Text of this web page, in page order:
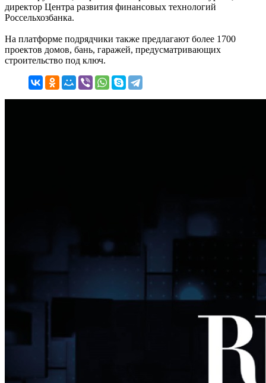
директор Центра развития финансовых технологий
Россельхозбанка.
На платформе подрядчики также предлагают более 1700
проектов домов, бань, гаражей, предусматривающих
строительство под ключ.